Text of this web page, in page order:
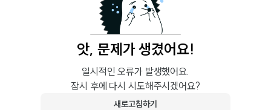
앗, 문제가 생겼어요!
일시적인 오류가 발생했어요.
잠시 후에 다시 시도해주시겠어요?
새로고침하기